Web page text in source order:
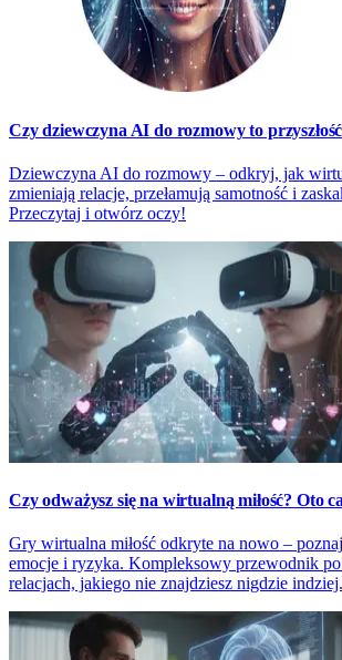
Czy dziewczyna AI do rozmowy to
Dziewczyna AI do rozmowy – odkryj, jak
zmieniają relacje, przełamują samotność i
Przeczytaj i otwórz oczy!
Czy odważysz się na wirtualną miłość? Oto
Gry wirtualna miłość odkryte na nowo –
emocje i ryzyka. Kompleksowy przewodnik
relacjach, jakiego nie znajdziesz nigdzie indziej.